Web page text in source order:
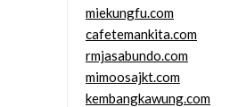
miekungfu.com
cafetemankita.com
rmjasabundo.com
mimoosajkt.com
kembangkawung.com